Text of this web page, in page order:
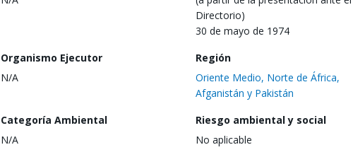
Directorio)
30 de mayo de 1974
Organismo Ejecutor
N/A
Región
Oriente Medio, Norte de África,
Afganistán y Pakistán
Categoría Ambiental
N/A
Riesgo ambiental y social
No aplicable